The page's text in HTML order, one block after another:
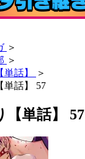
＞
＞
話】
＞
単話】 57
【単話】 57